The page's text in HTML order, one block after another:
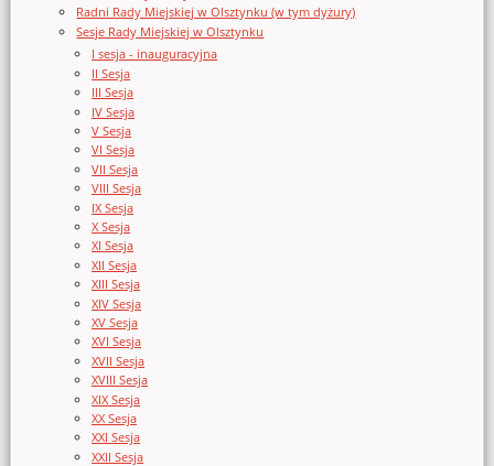
Radni Rady Miejskiej w Olsztynku (w tym dyżury)
Sesje Rady Miejskiej w Olsztynku
I sesja - inauguracyjna
II Sesja
III Sesja
IV Sesja
V Sesja
VI Sesja
VII Sesja
VIII Sesja
IX Sesja
X Sesja
XI Sesja
XII Sesja
XIII Sesja
XIV Sesja
XV Sesja
XVI Sesja
XVII Sesja
XVIII Sesja
XIX Sesja
XX Sesja
XXI Sesja
XXII Sesja